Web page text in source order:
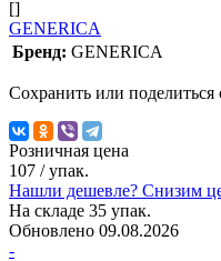
[]
GENERICA
Бренд: GENERICA
Сохранить или поделиться
Розничная цена
107 / упак.
Нашли дешевле? Снизим
На складе 35 упак.
Обновлено 09.08.2026
-